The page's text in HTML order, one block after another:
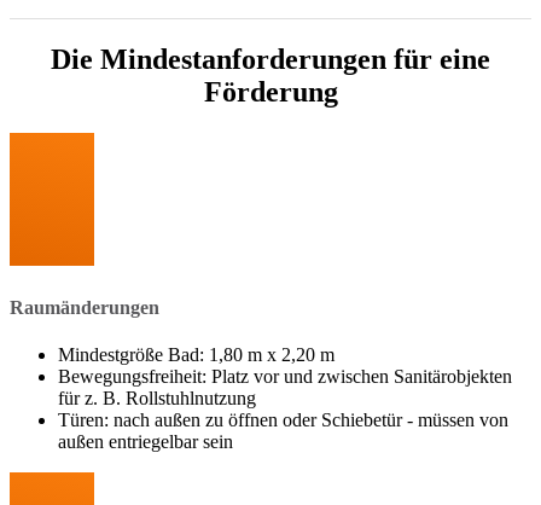
Die Mindestanforderungen für eine
Förderung
Raumänderungen
Mindestgröße Bad: 1,80 m x 2,20 m
Bewegungsfreiheit: Platz vor und zwischen Sanitärobjekten
für z. B. Rollstuhlnutzung
Türen: nach außen zu öffnen oder Schiebetür - müssen von
außen entriegelbar sein